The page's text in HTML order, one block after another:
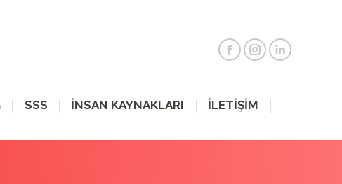
SSS İNSAN KAYNAKLARI İLETİŞİM